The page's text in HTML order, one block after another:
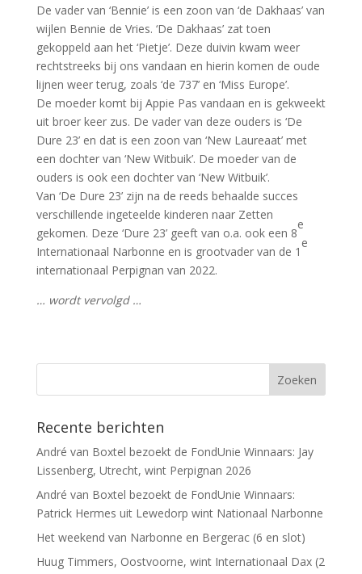
De vader van ‘Bennie’ is een zoon van ‘de Dakhaas’ van
wijlen Bennie de Vries. ‘De Dakhaas’ zat toen
gekoppeld aan het ‘Pietje’. Deze duivin kwam weer
rechtstreeks bij ons vandaan en hierin komen de oude
lijnen weer terug, zoals ‘de 737’ en ‘Miss Europe’.
De moeder komt bij Appie Pas vandaan en is gekweekt
uit broer keer zus. De vader van deze ouders is ‘De
Dure 23’ en dat is een zoon van ‘New Laureaat’ met
een dochter van ‘New Witbuik’. De moeder van de
ouders is ook een dochter van ‘New Witbuik’.
Van ‘De Dure 23’ zijn na de reeds behaalde succes
verschillende ingeteelde kinderen naar Zetten
gekomen. Deze ‘Dure 23’ geeft van o.a. ook een 8
e
Internationaal Narbonne en is grootvader van de 1
e
internationaal Perpignan van 2022.
… wordt vervolgd …
Recente berichten
André van Boxtel bezoekt de FondUnie Winnaars: Jay
Lissenberg, Utrecht, wint Perpignan 2026
André van Boxtel bezoekt de FondUnie Winnaars:
Patrick Hermes uit Lewedorp wint Nationaal Narbonne
Het weekend van Narbonne en Bergerac (6 en slot)
Huug Timmers, Oostvoorne, wint Internationaal Dax (2